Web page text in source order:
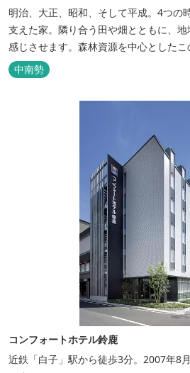
明治、大正、昭和、そして平成。4つの
支えた家。隣り合う田や畑とともに、
感じさせます。森林資源を中心とした
然環境の素晴らしさを伝える情報を発信
と共有することで地域産業・地域社会の
中南勢
コンフォートホテル鈴鹿
近鉄「白子」駅から徒歩3分。2007年8